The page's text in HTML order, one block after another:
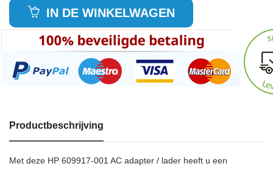
IN DE WINKELWAGEN
Productbeschrijving
Met deze HP 609917-001 AC adapter / lader heeft u een